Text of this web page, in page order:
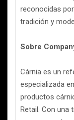
reconocidas
tradición y
Sobre
Càrnia es un
especializada
productos
Retail. Con una